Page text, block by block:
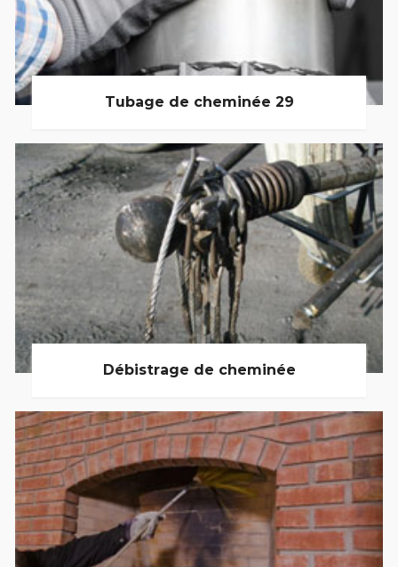
Tubage de cheminée 29
Débistrage de cheminée